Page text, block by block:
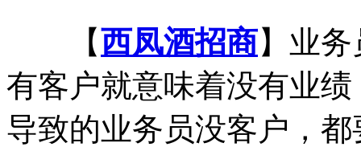
【西凤酒招商】业
有客户就意味着没有业
导致的业务员没客户，